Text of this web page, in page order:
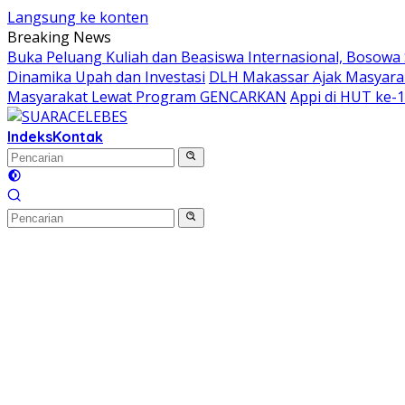
Langsung ke konten
Breaking News
Buka Peluang Kuliah dan Beasiswa Internasional,
Dinamika Upah dan Investasi DLH Makassar Ajak
Masyarakat Lewat Program GENCARKAN Appi di HUT ke-
IndeksKontak